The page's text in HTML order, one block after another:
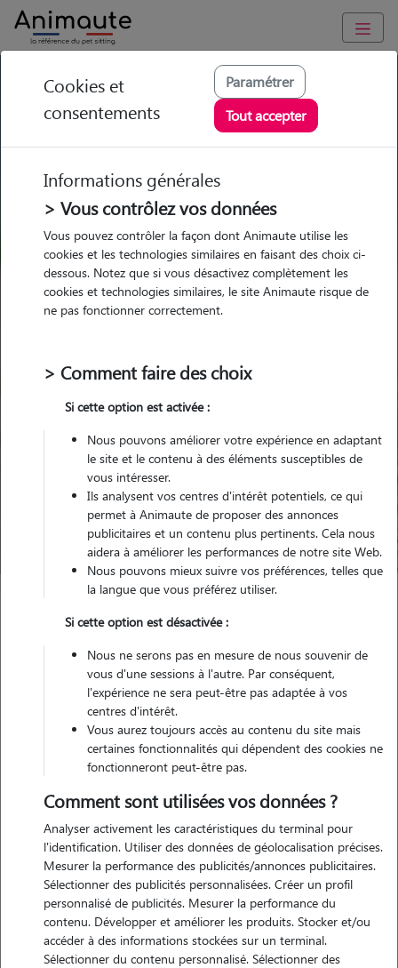
GARDE ANIMAUX à Aubiet : Garde chien et chat en famille ou
à domicile, visites et promenades
Trouvez une garde animaux à
Aubiet
Parmi nos 1 pet-sitters à Aubiet
Garde
chez le Pet Sitter
Garde
chez le Pet Sitter
Pour quel animal ?
Trouver mon Pet Sitter
Nos promeneurs et familles d'accueil
à Aubiet (32270)
Cookies et
consentements
Paramétrer
Tout accepter
Informations générales
> Vous contrôlez vos données
Vous pouvez contrôler la façon dont Animaute utilise les
cookies et les technologies similaires en faisant des choix ci-
dessous. Notez que si vous désactivez complètement les
cookies et technologies similaires, le site Animaute risque de
ne pas fonctionner correctement.
> Comment faire des choix
Si cette option est activée :
Nous pouvons améliorer votre expérience en adaptant
le site et le contenu à des éléments susceptibles de
vous intéresser.
Ils analysent vos centres d'intérêt potentiels, ce qui
permet à Animaute de proposer des annonces
publicitaires et un contenu plus pertinents. Cela nous
aidera à améliorer les performances de notre site Web.
Nous pouvons mieux suivre vos préférences, telles que
la langue que vous préférez utiliser.
Si cette option est désactivée :
Nous ne serons pas en mesure de nous souvenir de
vous d'une sessions à l'autre. Par conséquent,
l'expérience ne sera peut-être pas adaptée à vos
centres d'intérêt.
Vous aurez toujours accès au contenu du site mais
certaines fonctionnalités qui dépendent des cookies ne
fonctionneront peut-être pas.
Comment sont utilisées vos données ?
Analyser activement les caractéristiques du terminal pour
l'identification. Utiliser des données de géolocalisation précises.
Mesurer la performance des publicités/annonces publicitaires.
Sélectionner des publicités personnalisées. Créer un profil
personnalisé de publicités. Mesurer la performance du
contenu. Développer et améliorer les produits. Stocker et/ou
accéder à des informations stockées sur un terminal.
Sélectionner du contenu personnalisé. Sélectionner des